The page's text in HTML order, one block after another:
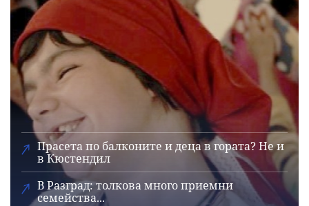
Прасета по балконите и деца в гората? Не и
в Кюстендил
В Разград: толкова много приемни
семейства...